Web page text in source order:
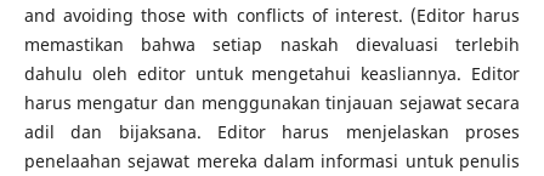
and avoiding those with conflicts of interest. (Editor harus
memastikan bahwa setiap naskah dievaluasi terlebih
dahulu oleh editor untuk mengetahui keasliannya. Editor
harus mengatur dan menggunakan tinjauan sejawat secara
adil dan bijaksana. Editor harus menjelaskan proses
penelaahan sejawat mereka dalam informasi untuk penulis